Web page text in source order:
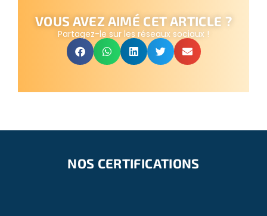
VOUS AVEZ AIMÉ CET ARTICLE ?
Partagez-le sur les réseaux sociaux !
NOS CERTIFICATIONS